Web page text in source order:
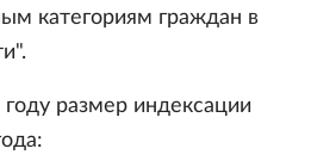
категориям граждан в
году размер индексации